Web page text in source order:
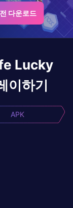
다운로드
Lucky
이하기
APK